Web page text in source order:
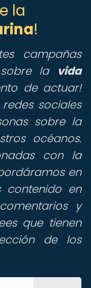
la
!
campañas
la vida
de actuar!
sociales
sobre la
océanos.
con la
en
contenido en
y
que tienen
de los